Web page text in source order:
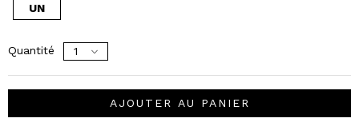
UN
Quantité
AJOUTER AU PANIER